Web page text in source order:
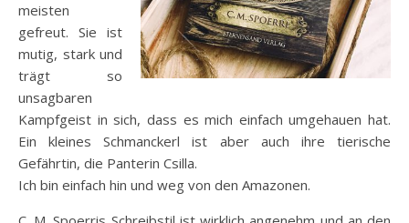
meisten
gefreut. Sie ist
mutig, stark und
trägt so
unsagbaren
Kampfgeist in sich, dass es mich einfach umgehauen hat.
Ein kleines Schmanckerl ist aber auch ihre tierische
Gefährtin, die Panterin Csilla.
Ich bin einfach hin und weg von den Amazonen.